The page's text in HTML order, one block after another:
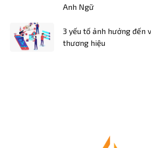
Anh Ngữ
3 yếu tố ảnh hưởng đến
thương hiệu